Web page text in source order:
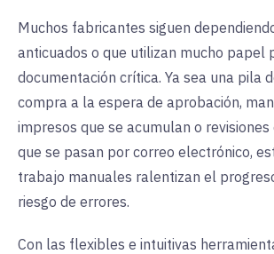
Muchos fabricantes siguen
anticuados o que utilizan mucho papel
documentación crítica. Ya sea una pila
compra a la espera de aprobación,
impresos que se acumulan o
que se pasan por correo electrónico,
trabajo manuales ralentizan el
riesgo de errores.
Con las flexibles e intuitivas